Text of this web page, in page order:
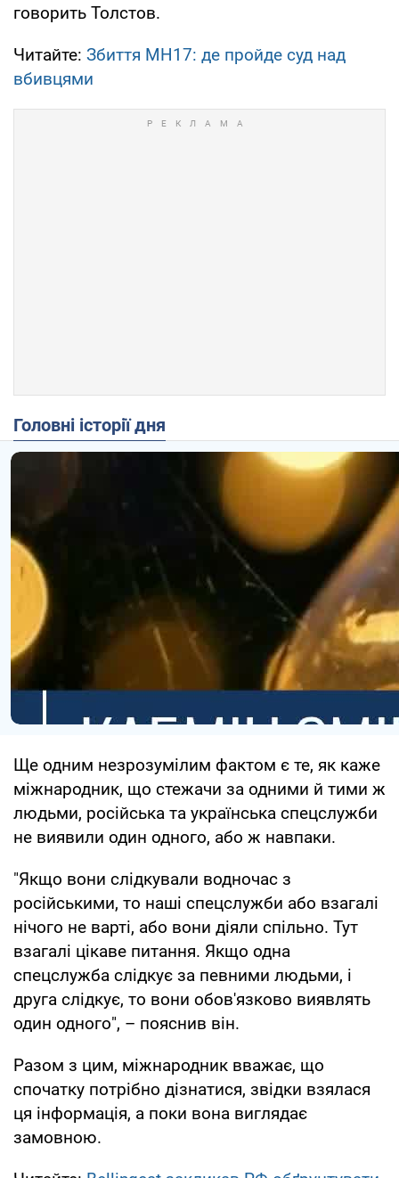
говорить Толстов.
Читайте: Збиття MH17: де пройде суд над
вбивцями
Головні історії дня
Ще одним незрозумілим фактом є те, як каже
міжнародник, що стежачи за одними й тими ж
людьми, російська та українська спецслужби
не виявили один одного, або ж навпаки.
"Якщо вони слідкували водночас з
російськими, то наші спецслужби або взагалі
нічого не варті, або вони діяли спільно. Тут
взагалі цікаве питання. Якщо одна
спецслужба слідкує за певними людьми, і
друга слідкує, то вони обов'язково виявлять
один одного", – пояснив він.
Разом з цим, міжнародник вважає, що
спочатку потрібно дізнатися, звідки взялася
ця інформація, а поки вона виглядає
замовною.